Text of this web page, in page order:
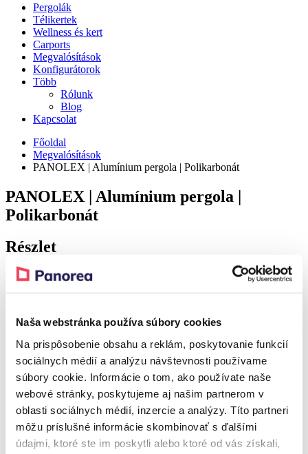
Naša webstránka používa súbory cookies
Na prispôsobenie obsahu a reklám, poskytovanie funkcií
sociálnych médií a analýzu návštevnosti používame
súbory cookie. Informácie o tom, ako používate naše
webové stránky, poskytujeme aj našim partnerom v
oblasti sociálnych médií, inzercie a analýzy. Títo partneri
môžu príslušné informácie skombinovať s ďalšími
údajmi, ktoré ste im poskytli alebo ktoré od vás získali,
Pergolák
Télikertek
Wellness és kert
Carports
Megvalósítások
Konfigurátorok
Több
Rólunk
Blog
Kapcsolat
Főoldal
Megvalósítások
PANOLEX | Alumínium pergola | Polikarbonát
PANOLEX | Alumínium pergola |
Polikarbonát
Részlet
Realization – Malý Slavkov
Realization – Malý Slavkov
A referenciához tartozó terméke
Kedvezmény 38 %
PANOLEX